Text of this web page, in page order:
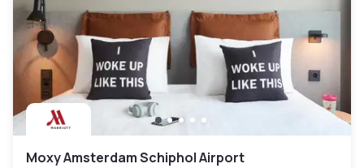
Moxy Amsterdam Schiphol Airport